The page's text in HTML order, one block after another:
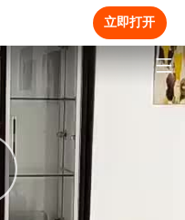
立即打开